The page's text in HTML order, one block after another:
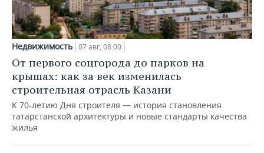
Недвижимость 07 авг, 08:00
От первого соцгорода до парков на
крышах: как за век изменилась
строительная отрасль Казани
К 70-летию Дня строителя — история становления
татарстанской архитектуры и новые стандарты качества
жилья